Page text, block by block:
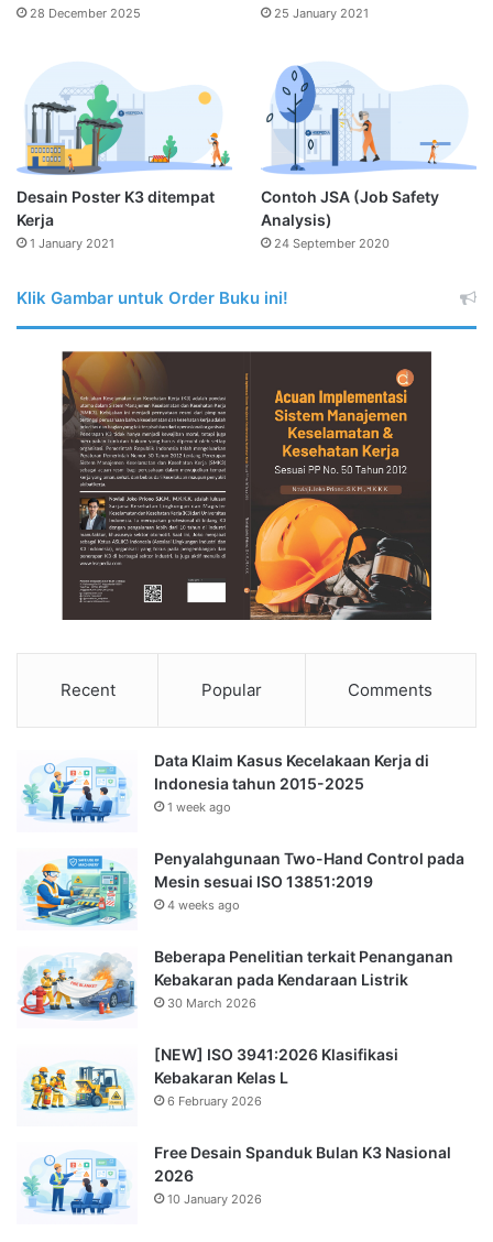
28 December 2025 25 January 2021
Desain Poster K3 ditempat
Kerja
1 January 2021
Contoh JSA (Job Safety
Analysis)
24 September 2020
Klik Gambar untuk Order Buku ini!
Recent Popular Comments
Data Klaim Kasus Kecelakaan Kerja di
Indonesia tahun 2015-2025
1 week ago
Penyalahgunaan Two-Hand Control pada
Mesin sesuai ISO 13851:2019
4 weeks ago
Beberapa Penelitian terkait Penanganan
Kebakaran pada Kendaraan Listrik
30 March 2026
[NEW] ISO 3941:2026 Klasifikasi
Kebakaran Kelas L
6 February 2026
Free Desain Spanduk Bulan K3 Nasional
2026
10 January 2026